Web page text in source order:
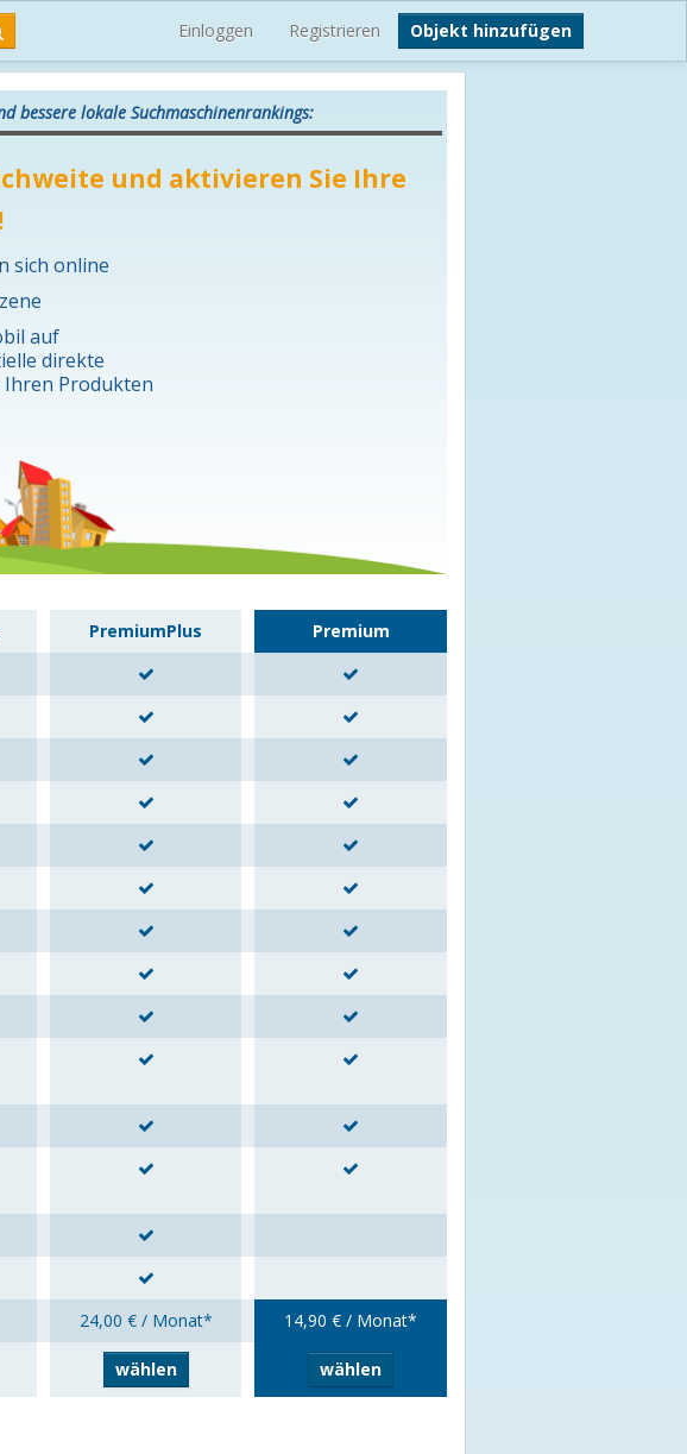
Einloggen Registrieren Objekt hinzufügen
bessere lokale Suchmaschinenrankings:
und aktivieren Sie Ihre
sich online
auf
direkte
Ihren Produkten
PremiumPlus
Premium
24,00 € / Monat*
14,90 € / Monat*
wählen wählen